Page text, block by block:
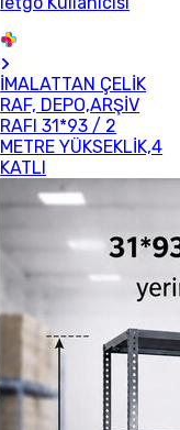
İMALATTAN ÇELİK
RAF, DEPO,ARŞİV
RAFI 31*93 / 2
METRE YÜKSEKLİK,4
KATLI